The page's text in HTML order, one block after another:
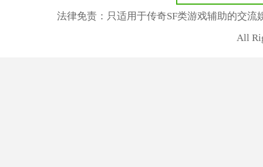
法律免责：只适用于传奇SF类游戏辅助的交
All